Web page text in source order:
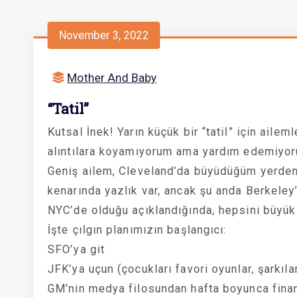
November 3, 2022
Mother And Baby
“Tatil”
Kutsal İnek! Yarın küçük bir “tatil” için
alıntılara koyamıyorum ama yardım
Geniş ailem, Cleveland’da büyüdüğüm
kenarında yazlık var, ancak şu anda
NYC’de olduğu açıklandığında, hepsini
İşte çılgın planımızın başlangıcı:
SFO’ya git
JFK’ya uçun (çocukları favori oyunlar,
GM’nin medya filosundan hafta boyunca